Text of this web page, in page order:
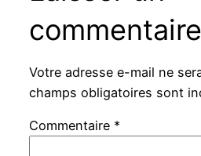
commentaire
Votre adresse e-mail ne
champs obligatoires sont
Commentaire *